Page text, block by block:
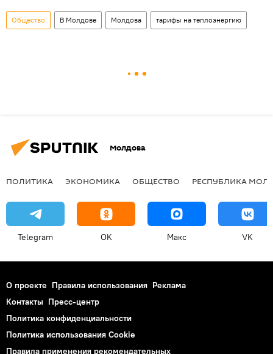
Общество В Молдове Молдова тарифы на теплоэнергию
Молдова
ПОЛИТИКА ЭКОНОМИКА ОБЩЕСТВО РЕСПУБЛИКА
Telegram OK Макс VK
О проекте Правила использования Реклама
Контакты Пресс-центр
Политика конфиденциальности
Политика использования Cookie
Правила применения рекомендательных